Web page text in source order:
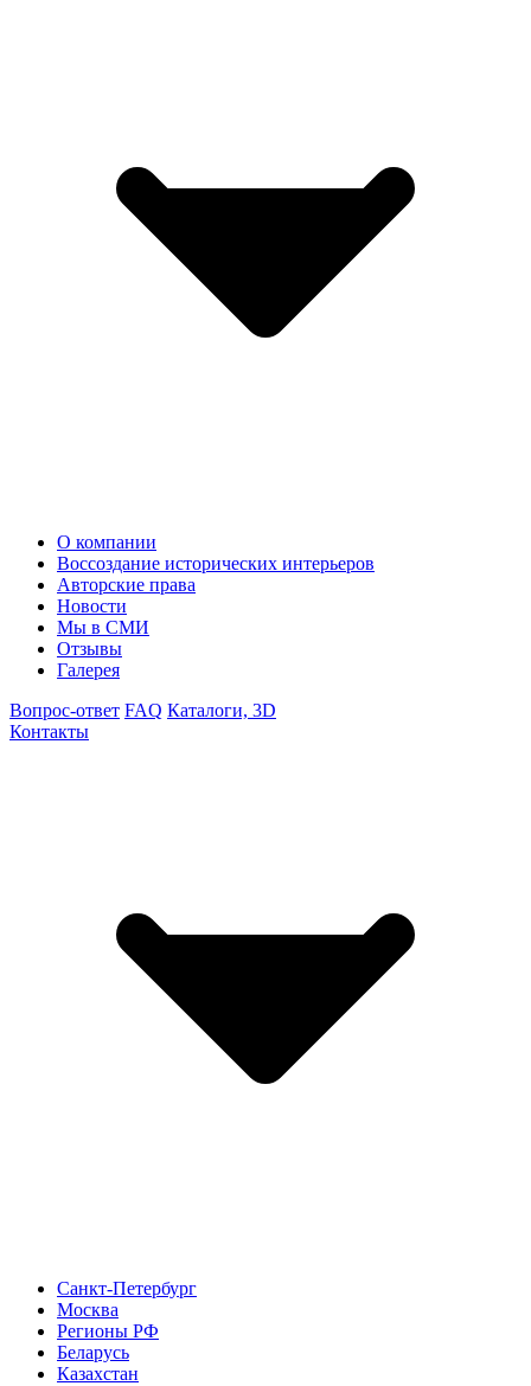
О компании
Воссоздание исторических интерьеров
Авторские права
Новости
Мы в СМИ
Отзывы
Галерея
Вопрос-ответ FAQ Каталоги, 3D
Контакты
Санкт-Петербург
Москва
Регионы РФ
Беларусь
Казахстан